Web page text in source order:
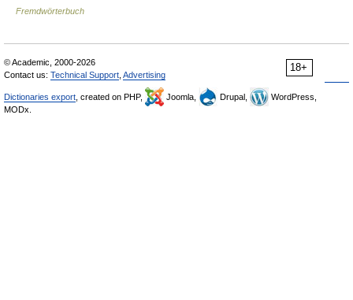
Fremdwörterbuch
18+
© Academic, 2000-2026
Contact us: Technical Support Advertising
Dictionaries export , created on PHP, Joomla, Drupal,
WordPress,
MODx.